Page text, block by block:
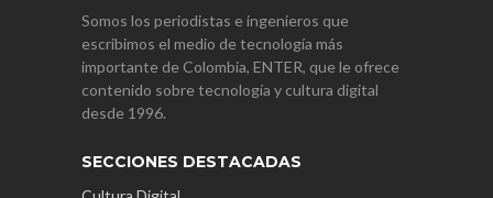
Somos los periodistas e ingenieros que
escribimos el medio de tecnología más
importante de Colombia, ENTER, que le ofrece
contenido sobre tecnología y cultura digital
desde 1996.
SECCIONES DESTACADAS